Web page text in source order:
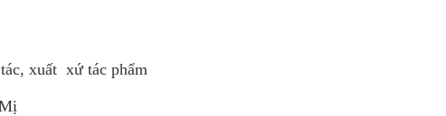
xuất xứ tác phẩm